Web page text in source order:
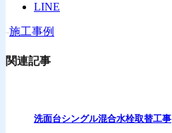
LINE
-施工事例
関連記事
洗面台シングル混合水栓取替工事